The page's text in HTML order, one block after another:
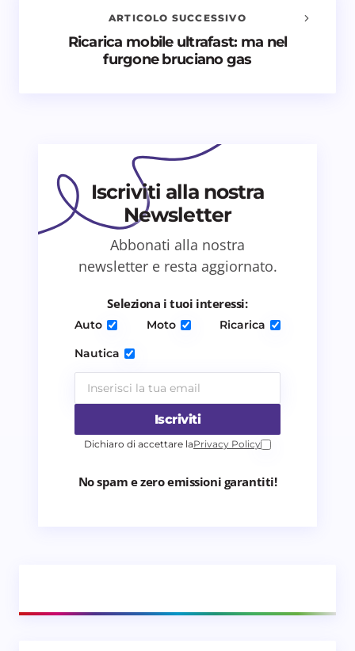
Salva il mio nome e email in questo browser
per il prossimo commento.
Invia commento
ARTICOLO SUCCESSIVO
Ricarica mobile ultrafast: ma nel
furgone bruciano gas
Iscriviti alla nostra
Newsletter
Abbonati alla nostra
newsletter e resta aggiornato.
Seleziona i tuoi interessi:
Auto Moto
Ricarica
Nautica
Iscriviti
Dichiaro di accettare laPrivacy Policy
No spam e zero emissioni garantiti!